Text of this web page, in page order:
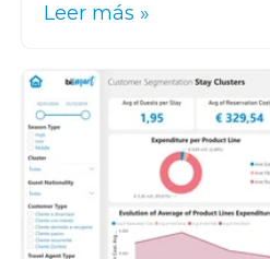
Leer más »